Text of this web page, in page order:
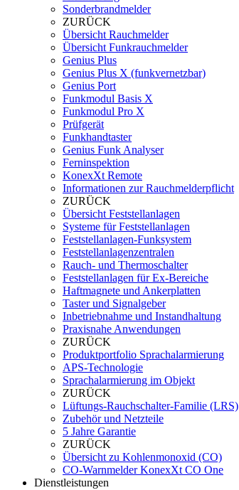
Sonderbrandmelder
ZURÜCK
Übersicht Rauchmelder
Übersicht Funkrauchmelder
Genius Plus
Genius Plus X (funkvernetzbar)
Genius Port
Funkmodul Basis X
Funkmodul Pro X
Prüfgerät
Funkhandtaster
Genius Funk Analyser
Ferninspektion
KonexXt Remote
Informationen zur Rauchmelderpflicht
ZURÜCK
Übersicht Feststellanlagen
Systeme für Feststellanlagen
Feststellanlagen-Funksystem
Feststellanlagenzentralen
Rauch- und Thermoschalter
Feststellanlagen für Ex-Bereiche
Haftmagnete und Ankerplatten
Taster und Signalgeber
Inbetriebnahme und Instandhaltung
Praxisnahe Anwendungen
ZURÜCK
Produktportfolio Sprachalarmierung
APS-Technologie
Sprachalarmierung im Objekt
ZURÜCK
Lüftungs-Rauchschalter-Familie (LRS)
Zubehör und Netzteile
5 Jahre Garantie
ZURÜCK
Übersicht zu Kohlenmonoxid (CO)
CO-Warnmelder KonexXt CO One
Dienstleistungen